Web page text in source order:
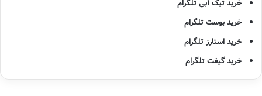
خرید تیک آبی تلگرام
خرید بوست تلگرام
خرید استارز تلگرام
خرید گیفت تلگرام